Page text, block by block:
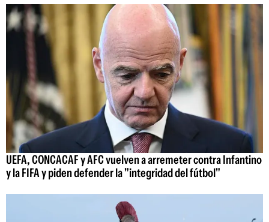
UEFA, CONCACAF y AFC vuelven a arremeter contra Infantino
y la FIFA y piden defender la "integridad del fútbol"